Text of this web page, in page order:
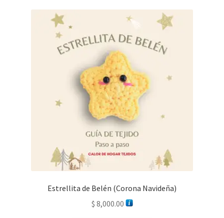
Estrellita de Belén (Corona Navideña)
$ 8,000.00